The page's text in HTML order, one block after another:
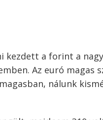
kezdett a forint a
Az euró
nálunk